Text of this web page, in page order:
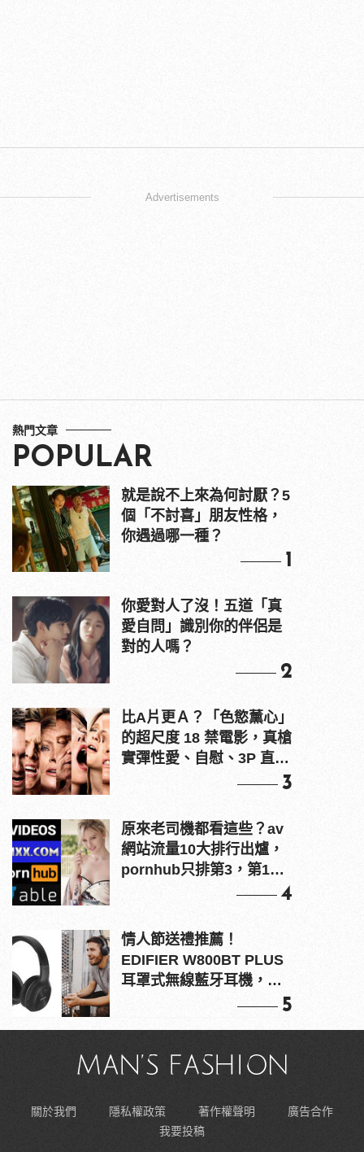
Advertisements
熱門文章
POPULAR
就是說不上來為何討厭？5
個「不討喜」朋友性格，
你遇過哪一種？
1
你愛對人了沒！五道「真
愛自問」識別你的伴侶是
對的人嗎？
2
比A片更Ａ？「色慾薰心」
的超尺度 18 禁電影，真槍
實彈性愛、自慰、3P 直接
3
原來老司機都看這些？av
網站流量10大排行出爐，
pornhub只排第3，第1名
4
情人節送禮推薦！
EDIFIER W800BT PLUS
耳罩式無線藍牙耳機，在
5
關於我們 隱私權政策 著作權聲明
廣告合作
我要投稿